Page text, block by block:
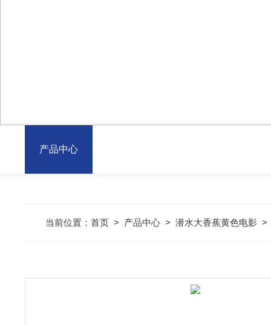
产品中心
当前位置： 首页> 产品中心> 潜水大香蕉黄色电影